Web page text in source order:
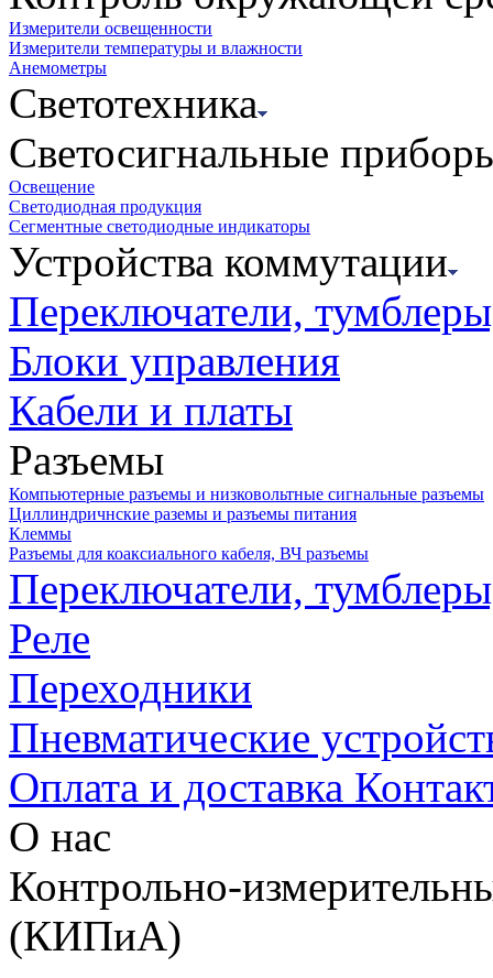
Измерители освещенности
Измерители температуры и влажности
Анемометры
Светотехника
Светосигнальные
Освещение
Светодиодная продукция
Сегментные светодиодные индикаторы
Устройства коммутации
Переключатели,
Блоки управления
Кабели и платы
Разъемы
Компьютерные разъемы и низковольтные сигнальные разъемы
Циллиндричнские раземы и разъемы питания
Клеммы
Разъемы для коаксиального кабеля, ВЧ разъемы
Переключатели,
Реле
Переходники
Пневматические
Оплата и доставка
О нас
Контрольно-
(КИПиА)